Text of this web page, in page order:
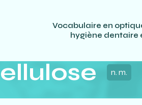
Vocabulaire en
hygiène dentaire
n. m.